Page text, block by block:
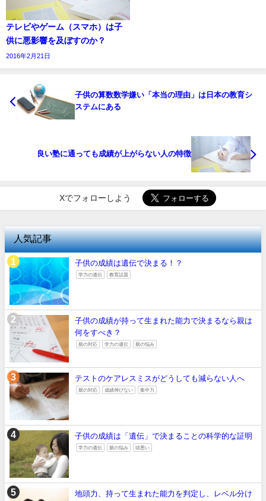
テレビやゲーム（スマホ）は子
供に悪影響を及ぼすのか？
2016年2月21日
子供の算数数学嫌い「本当の理由」は日本の教育シ
ステムにある
良い塾に通っても成績が上がらない人の特徴
Xでフォローしよう
人気記事
子供の成績は遺伝で決まる！？
学力の遺伝 教育話題
子供の成績が持って生まれた能力で決まるなら親は
何をすべき？
親の対応 学力の遺伝 親の悩み
テストのケアレスミスがどうしても減らない人へ
親の対応 成績伸びない 集中力
子供の成績は「遺伝」で決まることの科学的な証明
学力の遺伝 親の悩み 頭悪い
地頭力、持って生まれた能力を判定し、レベル分け